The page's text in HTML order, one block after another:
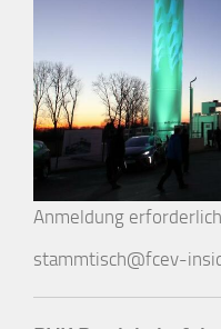
Anmeldung
stammtisch@fcev-